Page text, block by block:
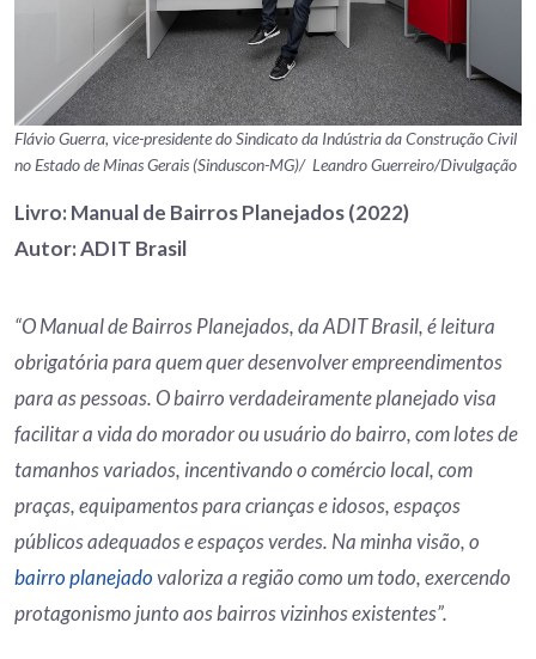
Flávio Guerra, vice-presidente do Sindicato da Indústria da Construção Civil
no Estado de Minas Gerais (Sinduscon-MG)/ Leandro Guerreiro/Divulgação
Livro: Manual de Bairros Planejados (2022)
Autor: ADIT Brasil
“O Manual de Bairros Planejados, da ADIT Brasil, é leitura
obrigatória para quem quer desenvolver empreendimentos
para as pessoas. O bairro verdadeiramente planejado visa
facilitar a vida do morador ou usuário do bairro, com lotes de
tamanhos variados, incentivando o comércio local, com
praças, equipamentos para crianças e idosos, espaços
públicos adequados e espaços verdes. Na minha visão, o
bairro planejadovaloriza a região como um todo, exercendo
protagonismo junto aos bairros vizinhos existentes”.